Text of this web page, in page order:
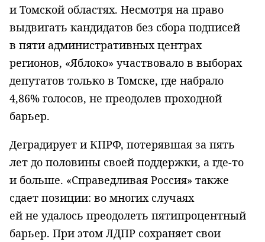
и Томской областях. Несмотря на право
выдвигать кандидатов без сбора подписей
в пяти административных центрах
регионов, «Яблоко» участвовало в выборах
депутатов только в Томске, где набрало
4,86% голосов, не преодолев проходной
барьер.
Деградирует и КПРФ, потерявшая за пять
лет до половины своей поддержки, а где-то
и больше. «Справедливая Россия» также
сдает позиции: во многих случаях
ей не удалось преодолеть пятипроцентный
барьер. При этом ЛДПР сохраняет свои